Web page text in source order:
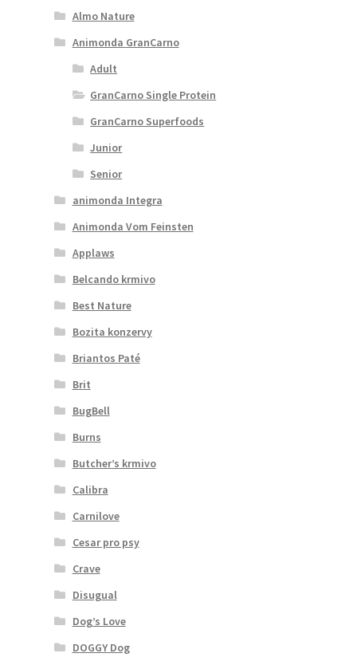
Almo Nature
Animonda GranCarno
Adult
GranCarno Single Protein
GranCarno Superfoods
Junior
Senior
animonda Integra
Animonda Vom Feinsten
Applaws
Belcando krmivo
Best Nature
Bozita konzervy
Briantos Paté
Brit
BugBell
Burns
Butcher’s krmivo
Calibra
Carnilove
Cesar pro psy
Crave
Disugual
Dog’s Love
DOGGY Dog